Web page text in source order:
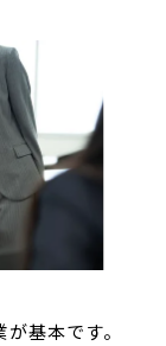
基本です。